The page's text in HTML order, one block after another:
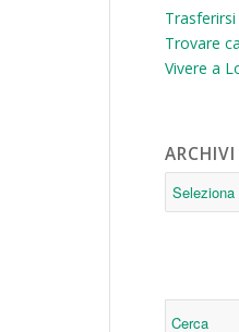
Trovare
Vivere a
ARCHIVI